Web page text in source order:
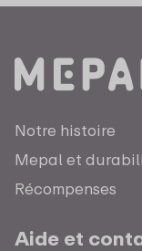
Notre histoire
Mepal et
Récompenses
Aide et